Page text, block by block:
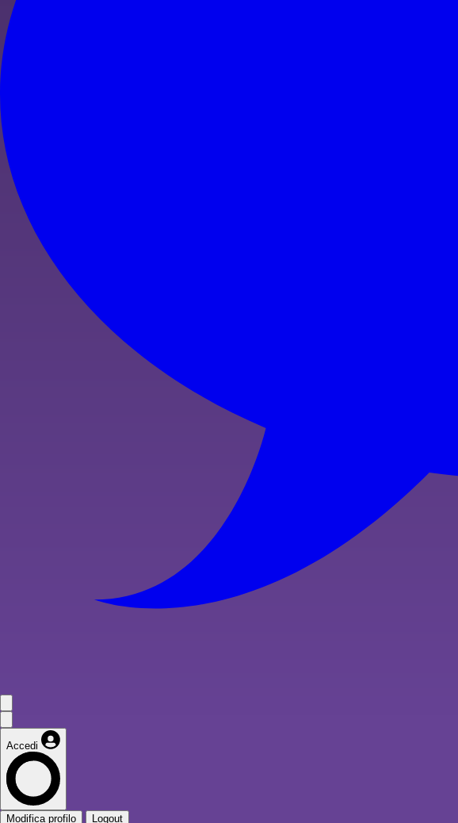
Accedi
Modifica profilo Logout